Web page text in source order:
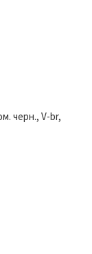
черн., V-br,